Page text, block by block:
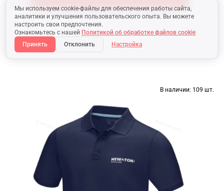
Мы используем cookie-файлы для обеспечения работы сайта,
аналитики и улучшения пользовательского опыта. Вы можете
настроить свои предпочтения.
Ознакомьтесь с нашей Политикой об обработке файлов cookie
Принять
Отклонить Настройка
13.45 €
В наличии: 109 шт.